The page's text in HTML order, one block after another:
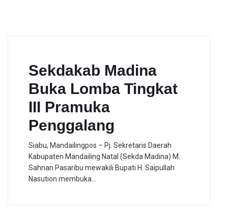
Sekdakab Madina
Buka Lomba Tingkat
III Pramuka
Penggalang
Siabu, Mandailingpos – Pj. Sekretaris Daerah
Kabupaten Mandailing Natal (Sekda Madina) M.
Sahnan Pasaribu mewakili Bupati H. Saipullah
Nasution membuka…